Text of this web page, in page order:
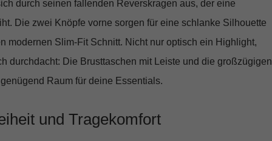
durch seinen fallenden Reverskragen aus, der eine
Die zwei Knöpfe vorne sorgen für eine schlanke Silhouette
modernen Slim-Fit Schnitt. Nicht nur optisch ein Highlight,
durchdacht: Die Brusttaschen mit Leiste und die großzügigen
Raum für deine Essentials.
und Tragekomfort